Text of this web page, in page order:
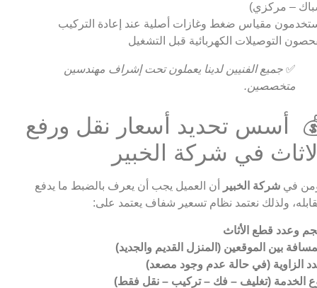
– مركزي)
مقياس ضغط وغازات أصلية عند إعادة التركيب
التوصيلات الكهربائية قبل التشغيل
✅ جميع الفنيين لدينا يعملون تحت إشراف مهندسين
متخصصين.
أسس تحديد أسعار نقل ورفع
في شركة الخبير
في شركة الخبير
أن العميل يجب أن يعرف بالضبط ما يدفع
ولذلك نعتمد نظام تسعير شفاف يعتمد على:
وعدد قطع الأثاث
بين الموقعين (المنزل القديم والجديد)
الزاوية (في حالة عدم وجود مصعد)
الخدمة (تغليف – فك – تركيب – نقل فقط)